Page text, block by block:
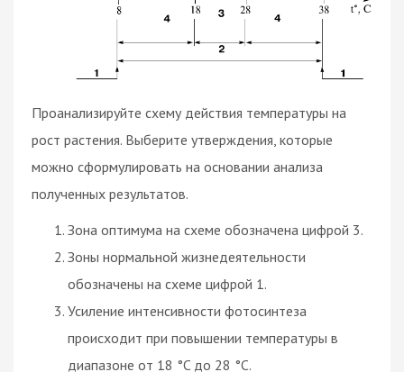
Проанализируйте схему действия температуры на
рост растения. Выберите утверждения, которые
можно сформулировать на основании анализа
полученных результатов.
Зона оптимума на схеме обозначена цифрой 3.
Зоны нормальной жизнедеятельности
обозначены на схеме цифрой 1.
Усиление интенсивности фотосинтеза
происходит при повышении температуры в
диапазоне от 18 °C до 28 °C.